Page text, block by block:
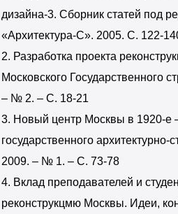
дизайна-3. Сборник статей под
«Архитектура-С». 2005. С. 122-
2. Разработка проекта
Московского Государственного
– № 2. – С. 18-21
3. Новый центр Москвы в 1920-е –
государственного архитектурно-
2009. – № 1. – С. 73-78
4. Вклад преподавателей и
реконструкцмю Москвы. Идеи,